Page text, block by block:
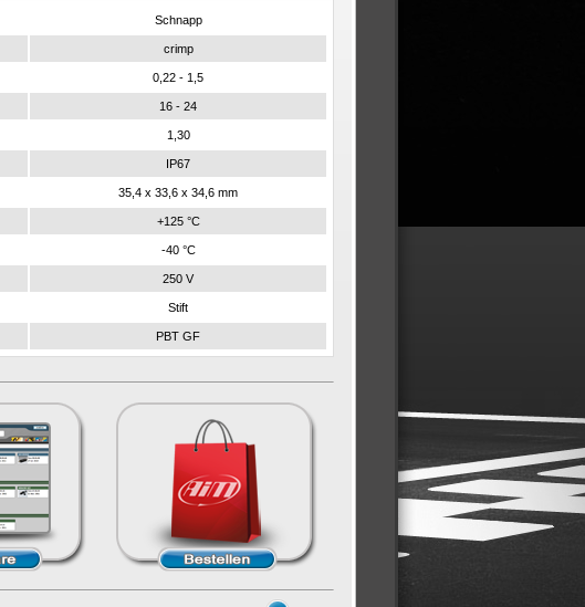
Schnapp
crimp
0,22 - 1,5
16 - 24
1,30
IP67
35,4 x 33,6 x 34,6 mm
+125 °C
-40 °C
250 V
Stift
PBT GF